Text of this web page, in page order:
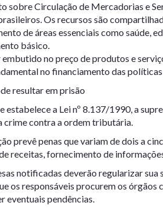
sobre Circulação de Mercadorias e
Os recursos são
de áreas essenciais como saúde,
básico.
embutido no preço de produtos e
no financiamento das
resultar em prisão
estabelece a Lei nº 8.137/1990, a
crime contra a ordem tributária.
prevê penas que variam de dois a
receitas, fornecimento de
notificadas deverão regularizar
os responsáveis procurem os
eventuais pendências.